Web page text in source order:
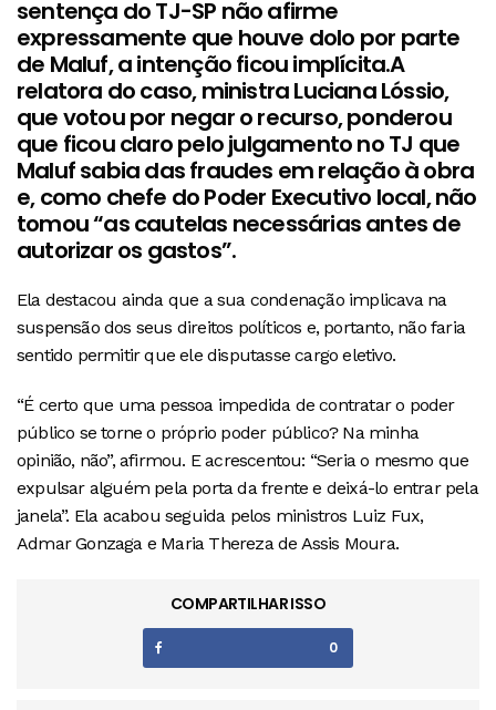
sentença do TJ-SP não afirme
expressamente que houve dolo por parte
de Maluf, a intenção ficou implícita.A
relatora do caso, ministra Luciana Lóssio,
que votou por negar o recurso, ponderou
que ficou claro pelo julgamento no TJ que
Maluf sabia das fraudes em relação à obra
e, como chefe do Poder Executivo local, não
tomou “as cautelas necessárias antes de
autorizar os gastos”.
Ela destacou ainda que a sua condenação implicava na
suspensão dos seus direitos políticos e, portanto, não faria
sentido permitir que ele disputasse cargo eletivo.
“É certo que uma pessoa impedida de contratar o poder
público se torne o próprio poder público? Na minha
opinião, não”, afirmou. E acrescentou: “Seria o mesmo que
expulsar alguém pela porta da frente e deixá-lo entrar pela
janela”. Ela acabou seguida pelos ministros Luiz Fux,
Admar Gonzaga e Maria Thereza de Assis Moura.
COMPARTILHAR ISSO
0